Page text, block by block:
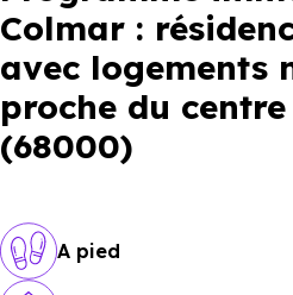
Colmar :
avec logements
proche du
(68000)
A pied